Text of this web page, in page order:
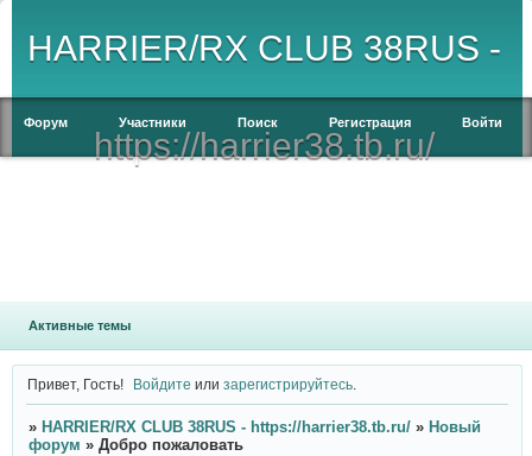
HARRIER/RX CLUB 38RUS -
https://harrier38.tb.ru/
Форум Участники Поиск Регистрация Войти
Активные темы
Привет, Гость! Войдите илизарегистрируйтесь
» HARRIER/RX CLUB 38RUS - https://harrier38.tb.ru/ » Новый
форум » Добро пожаловать